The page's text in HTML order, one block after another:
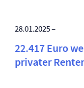
28.01.2025 –
22.417 Euro
privater